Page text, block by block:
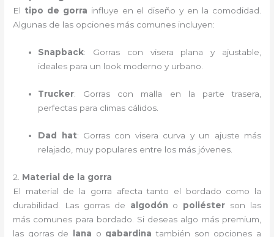
El tipo de gorra influye en el diseño y en la comodidad.
Algunas de las opciones más comunes incluyen:
Snapback: Gorras con visera plana y ajustable,
ideales para un look moderno y urbano.
Trucker: Gorras con malla en la parte trasera,
perfectas para climas cálidos.
Dad hat: Gorras con visera curva y un ajuste más
relajado, muy populares entre los más jóvenes.
2. Material de la gorra
El material de la gorra afecta tanto el bordado como la
durabilidad. Las gorras de algodón o poliéster son las
más comunes para bordado. Si deseas algo más premium,
las gorras de
lana o gabardina también son opciones a